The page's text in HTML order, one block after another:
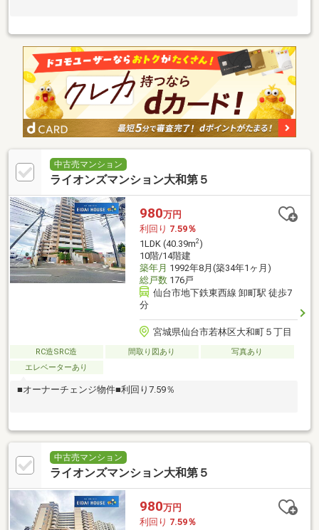
中古売マンション
ライオンズマンション大和第５
980万円
利回り 7.59％
1LDK (40.39m2)
10階/14階建
築年月 1992年8月(築34年1ヶ月)
総戸数176戸
仙台市地下鉄東西線 卸町駅 徒歩7
分
宮城県仙台市若林区大和町５丁目
RC造SRC造 間取り図あり
写真あり
エレベーターあり
■オーナーチェンジ物件■利回り7.59％
中古売マンション
ライオンズマンション大和第５
980万円
利回り 7.59％